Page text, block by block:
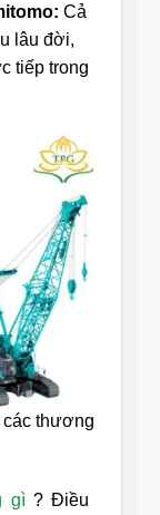
Cả
lâu đời,
tiếp trong
thương
gì? Điều